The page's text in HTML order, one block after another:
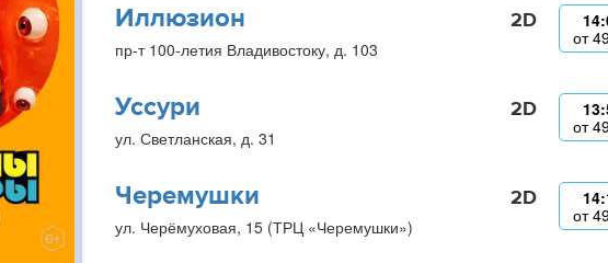
Иллюзион
пр-т 100-летия Владивостоку, д. 103
2D
от
Уссури
ул. Светланская, д. 31
2D
от
Черемушки
ул. Черёмуховая, 15 (ТРЦ «Черемушки»)
2D
от